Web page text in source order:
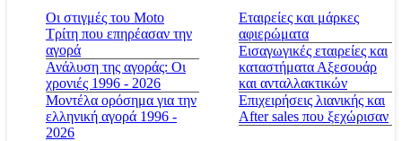
Οι στιγμές του Moto
Τρίτη που επηρέασαν την
αγορά
Ανάλυση της αγοράς: Οι
χρονιές 1996 - 2026
Μοντέλα ορόσημα για την
ελληνική αγορά 1996 -
2026
Εταιρείες και μάρκες
αφιερώματα
Εισαγωγικές εταιρείες και
καταστήματα Αξεσουάρ
και ανταλλακτικών
Επιχειρήσεις λιανικής και
After sales που ξεχώρισαν